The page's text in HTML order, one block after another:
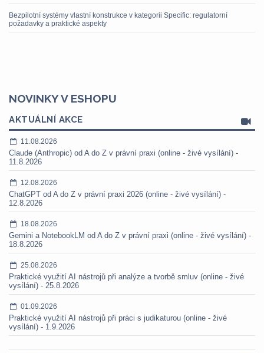
Bezpilotní systémy vlastní konstrukce v kategorii Specific: regulatorní
požadavky a praktické aspekty
NOVINKY V ESHOPU
AKTUÁLNÍ AKCE
11.08.2026
Claude (Anthropic) od A do Z v právní praxi (online - živé vysílání) -
11.8.2026
12.08.2026
ChatGPT od A do Z v právní praxi 2026 (online - živé vysílání) -
12.8.2026
18.08.2026
Gemini a NotebookLM od A do Z v právní praxi (online - živé vysílání) -
18.8.2026
25.08.2026
Praktické využití AI nástrojů při analýze a tvorbě smluv (online - živé
vysílání) - 25.8.2026
01.09.2026
Praktické využití AI nástrojů při práci s judikaturou (online - živé
vysílání) - 1.9.2026